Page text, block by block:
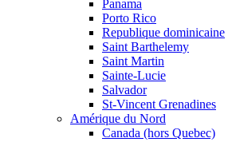
Panama
Porto Rico
Republique dominicaine
Saint Barthelemy
Saint Martin
Sainte-Lucie
Salvador
St-Vincent Grenadines
Amérique du Nord
Canada (hors Quebec)